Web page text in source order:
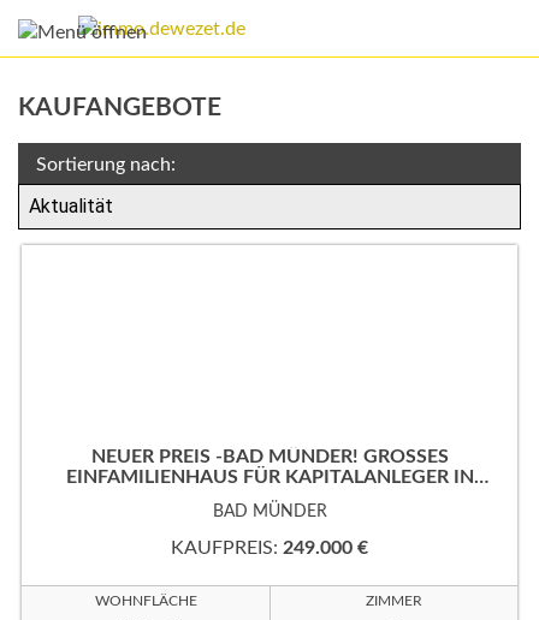
KAUFANGEBOTE
Sortierung nach:
NEUER PREIS -BAD MÜNDER! GROSSES
EINFAMILIENHAUS FÜR KAPITALANLEGER IN B
EVORZUGTER WOHNLAGE!
BAD MÜNDER
KAUFPREIS: 249.000 €
WOHNFLÄCHE ZIMMER